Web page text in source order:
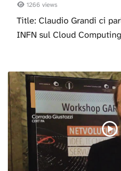
1266 views
Title: Claudio Grandi ci
INFN sul Cloud